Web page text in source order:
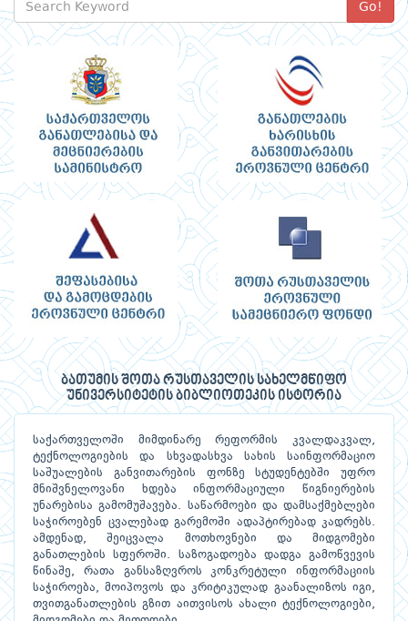
Go!
ბათუმის შოთა რუსთაველის სახელმწიფო
უნივერსიტეტის ბიბლიოთეკის ისტორია
საქართველოში მიმდინარე რეფორმის კვალდაკვალ,
ტექნოლოგიების და სხვადასხვა სახის საინფორმაციო
საშუალების განვითარების ფონზე სტუდენტებში უფრო
მნიშვნელოვანი ხდება ინფორმაციული წიგნიერების
უნარებისა გამომუშავება. საწარმოები და დამსაქმებლები
საჭიროებენ ცვალებად გარემოში ადაპტირებად კადრებს.
ამდენად, შეიცვალა მოთხოვნები და მიდგომები
განათლების სფეროში. საზოგადოება დადგა გამოწვევის
წინაშე, რათა განსაზღვროს კონკრეტული ინფორმაციის
საჭიროება, მოიპოვოს და კრიტიკულად გაანალიზოს იგი,
თვითგანათლების გზით აითვისოს ახალი ტექნოლოგიები,